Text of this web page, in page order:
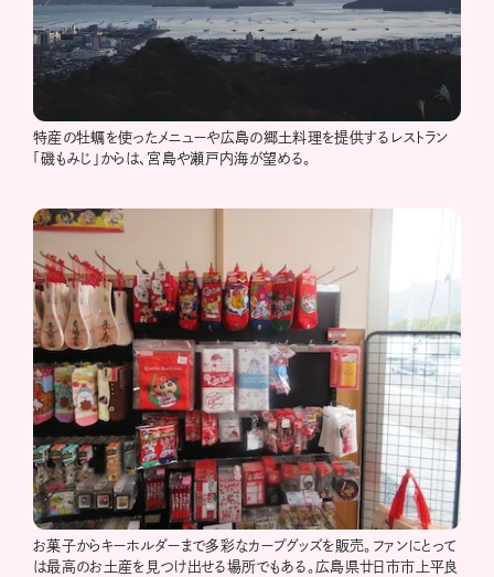
特産の牡蠣を使ったメニューや広島の郷土料理を提供するレストラン
「磯もみじ」からは、宮島や瀬戸内海が望める。
お菓子からキーホルダーまで多彩なカープグッズを販売。ファンにとって
は最高のお土産を見つけ出せる場所でもある。広島県廿日市市上平良